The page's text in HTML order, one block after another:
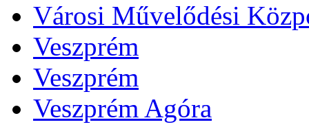
Városi Művelődési
Veszprém
Veszprém
Veszprém Agóra